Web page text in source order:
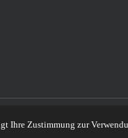
Ihre Zustimmung zur